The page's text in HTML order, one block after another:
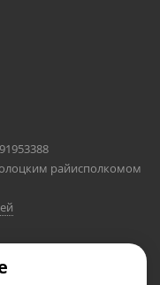
райисполкомом